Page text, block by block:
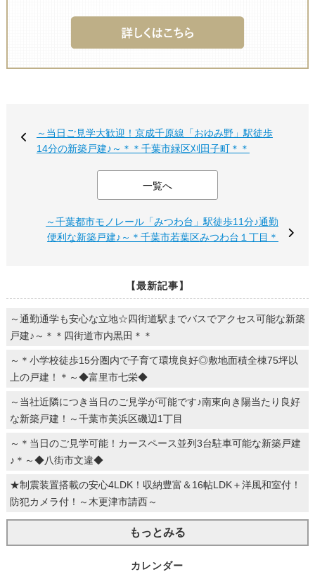
～当日ご見学大歓迎！京成千原線「おゆみ野」駅徒歩
14分の新築戸建♪～＊＊千葉市緑区刈田子町＊＊
一覧へ
～千葉都市モノレール「みつわ台」駅徒歩11分♪通勤
便利な新築戸建♪～＊千葉市若葉区みつわ台１丁目＊
【最新記事】
～通勤通学も安心な立地☆四街道駅までバスでアクセス可能な新築
戸建♪～＊＊四街道市内黒田＊＊
～＊小学校徒歩15分圏内で子育て環境良好◎敷地面積全棟75坪以
上の戸建！＊～◆富里市七栄◆
～当社近隣につき当日のご見学が可能です♪南東向き陽当たり良好
な新築戸建！～千葉市美浜区磯辺1丁目
～＊当日のご見学可能！カースペース並列3台駐車可能な新築戸建
♪＊～◆八街市文違◆
★制震装置搭載の安心4LDK！収納豊富＆16帖LDK＋洋風和室付！
防犯カメラ付！～木更津市請西～
もっとみる
カレンダー